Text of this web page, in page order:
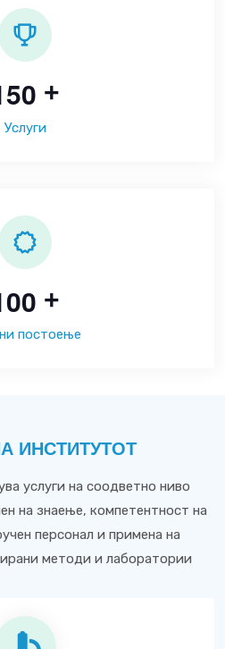
50 +
Услуги
00 +
постоење
ИНСТИТУТОТ
услуги на соодветно ниво
на знаење, компетентност на
персонал и примена на
методи и лаборатории